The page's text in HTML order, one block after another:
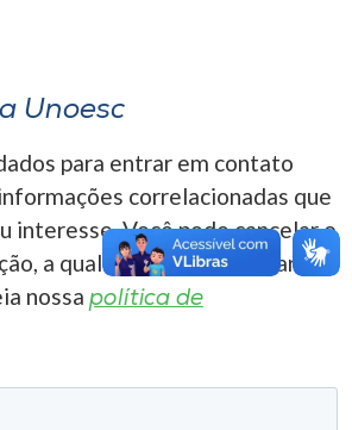
Unoesc
para entrar em contato
correlacionadas que
interesse. Você pode cancelar o
a qualquer momento. Para
nossa política de